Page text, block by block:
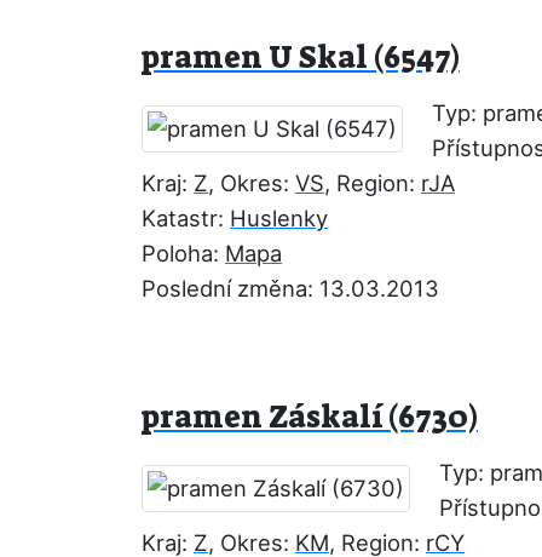
pramen U Skal (6547)
Typ:
Kraj: Z, Okres: VS, Region: rJA
Katastr: Huslenky
Poloha: Mapa
Poslední změna: 13.03.2013
pramen Záskalí (6730)
Typ:
Kraj: Z, Okres: KM, Region: rCY